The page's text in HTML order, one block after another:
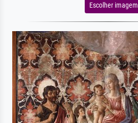
Escolher imagem